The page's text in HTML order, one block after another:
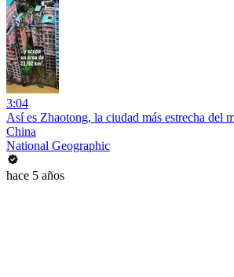
3:04
Así es Zhaotong, la ciudad más estrecha del
China
National Geographic
hace 5 años